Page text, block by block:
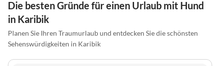
Die besten Gründe für einen Urlaub mit Hund
in Karibik
Planen Sie Ihren Traumurlaub und entdecken Sie die schönsten
Sehenswürdigkeiten in Karibik